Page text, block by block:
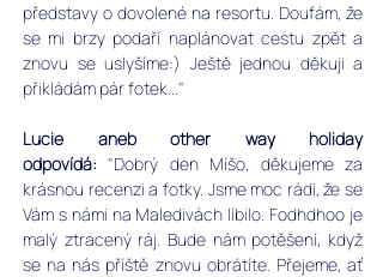
představy o dovolené na resortu. Doufám, že
se mi brzy podaří naplánovat cestu zpět a
znovu se uslyšíme:) Ještě jednou děkuji a
přikládám pár fotek..."
Lucie aneb other way holiday
odpovídá: "Dobrý den Míšo, děkujeme za
krásnou recenzi a fotky. Jsme moc rádi, že se
Vám s námi na Maledivách líbilo. Fodhdhoo je
malý ztracený ráj. Bude nám potěšení, když
se na nás příště znovu obrátíte. Přejeme, ať